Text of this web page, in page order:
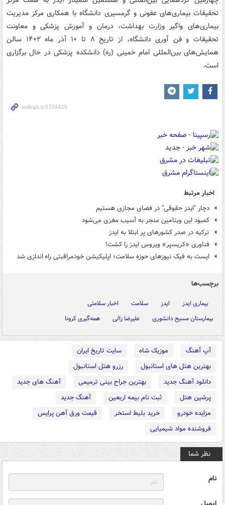
تحقیقات بیماری‌های عفونی و گرمسیری دانشگاه با همکاری مرکز مدیریت
بیماری‌های واگیر وزارت بهداشت، درمان و آموزش پزشکی و معاونت
تحقیقات و فن آوری دانشگاه، از تاریخ ۸ تا ۱۰ آذر ماه ۱۴۰۲ سالن
همایش‌های بین‌المللی امام خمینی (ره) دانشکده پزشکی در حال برگزاری
است.
اخبار مرتبط
دچار "ایدز حقوقی" در فضای مجازی هستیم
کمبود این ویتامین منجر به آسیب مغزی می‌شود
ترکیه در صدر کشورهای پر ابتلا به ایدز
فناوری «کریسپر» ویروس ایدز را کشت!
ایست به فیک نیوزهای حوزه سلامت؛ اپلیکیشن خودمراقبتی راه اندازی شد
برچسب‌ها
بیماری ایدز ایدز سلامت
اخبار سلامتی
بیمارستان مسیح دانشوری
علیرضا زالی همه‌گیری کرونا
آپ آهنگ موزیک شاه
سایت تاریخ ایران
بهترین هتل های استانبول
رزرو هتل استانبول
دانلود آهنگ جدید
بهترین جراح بینی ترمیمی
آهنگ های جدید
پرشین هتل
ثبت نام بیمه اربعین
آهنگ جدید
مزایده خودرو
خرید بلیط استخر
قیمت ورق آهن پرایس
فروشنده مواد شیمیایی
نظر شما
نام